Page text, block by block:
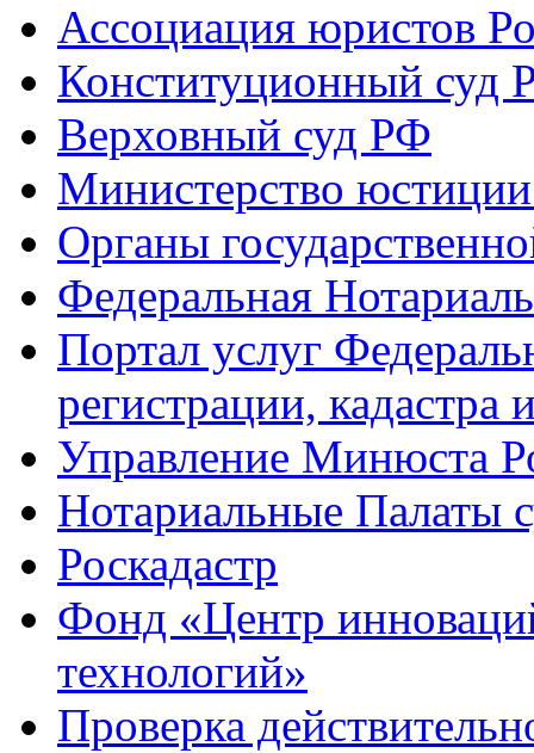
Ассоциация юристов
Конституционный суд
Верховный суд РФ
Министерство
Органы
Федеральная
Портал услуг
регистрации, кадастра
Управление Минюста
Нотариальные Палаты
Роскадастр
Фонд «Центр
технологий»
Проверка